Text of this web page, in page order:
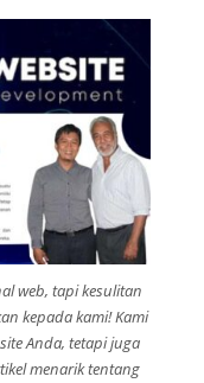
web, tapi kesulitan
kepada kami! Kami
Anda, tetapi juga
menarik tentang